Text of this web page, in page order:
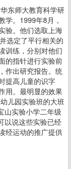
东师大教育科学研
学。1999年8月，
验。他们选取上海
选定了平行相关的
训练，分别对他们
的指针进行实验前
作出研究报告。统
提高儿童的识字
用。最明显的效果
儿园实验班的大班
山实验小学二年级
以说这些实验已经
经运动的推广提供